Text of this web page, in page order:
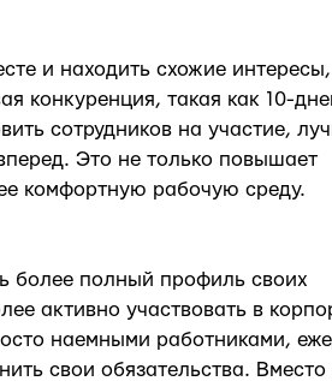
и находить схожие
конкуренция, такая как 10-
сотрудников на участие,
Это не только повышает
комфортную рабочую среду.
более полный профиль своих
активно участвовать в
наемными работниками,
свои обязательства. Вместо